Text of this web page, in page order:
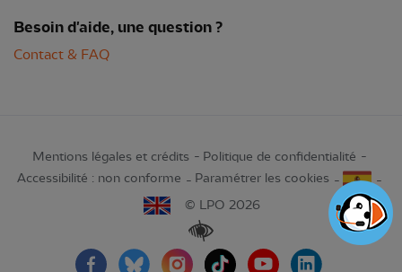
Besoin d'aide, une question ?
Contact & FAQ
Mentions légales et crédits
Politique de confidentialité
Accessibilité : non conforme
Paramétrer les cookies
© LPO 2026
Renforcer les contrastes